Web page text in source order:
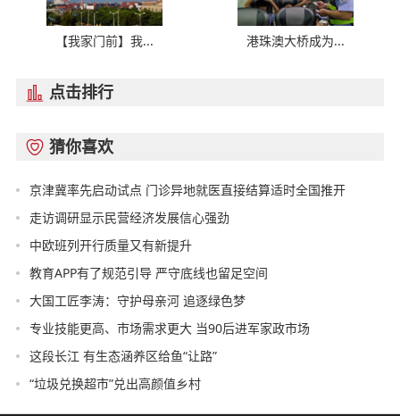
【我家门前】我... 港珠澳大桥成为...
 点击排行
 猜你喜欢
京津冀率先启动试点 门诊异地就医直接结算适时全国推开
走访调研显示民营经济发展信心强劲
中欧班列开行质量又有新提升
教育APP有了规范引导 严守底线也留足空间
大国工匠李涛：守护母亲河 追逐绿色梦
专业技能更高、市场需求更大 当90后进军家政市场
这段长江 有生态涵养区给鱼“让路”
“垃圾兑换超市”兑出高颜值乡村